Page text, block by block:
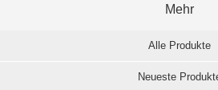
Mehr
Alle Produkte
Neueste